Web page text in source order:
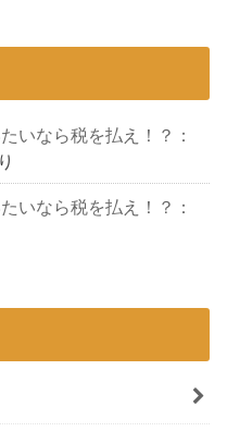
いなら税を払え！？：
いなら税を払え！？：